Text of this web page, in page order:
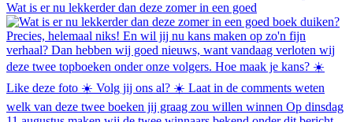
Wat is er nu lekkerder dan deze zomer in een goed